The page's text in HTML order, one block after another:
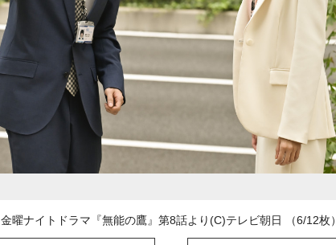
金曜ナイトドラマ『無能の鷹』第8話より(C)テレビ朝日 （6/12枚）